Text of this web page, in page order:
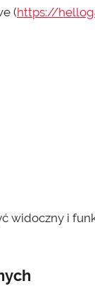
(https://
widoczny i